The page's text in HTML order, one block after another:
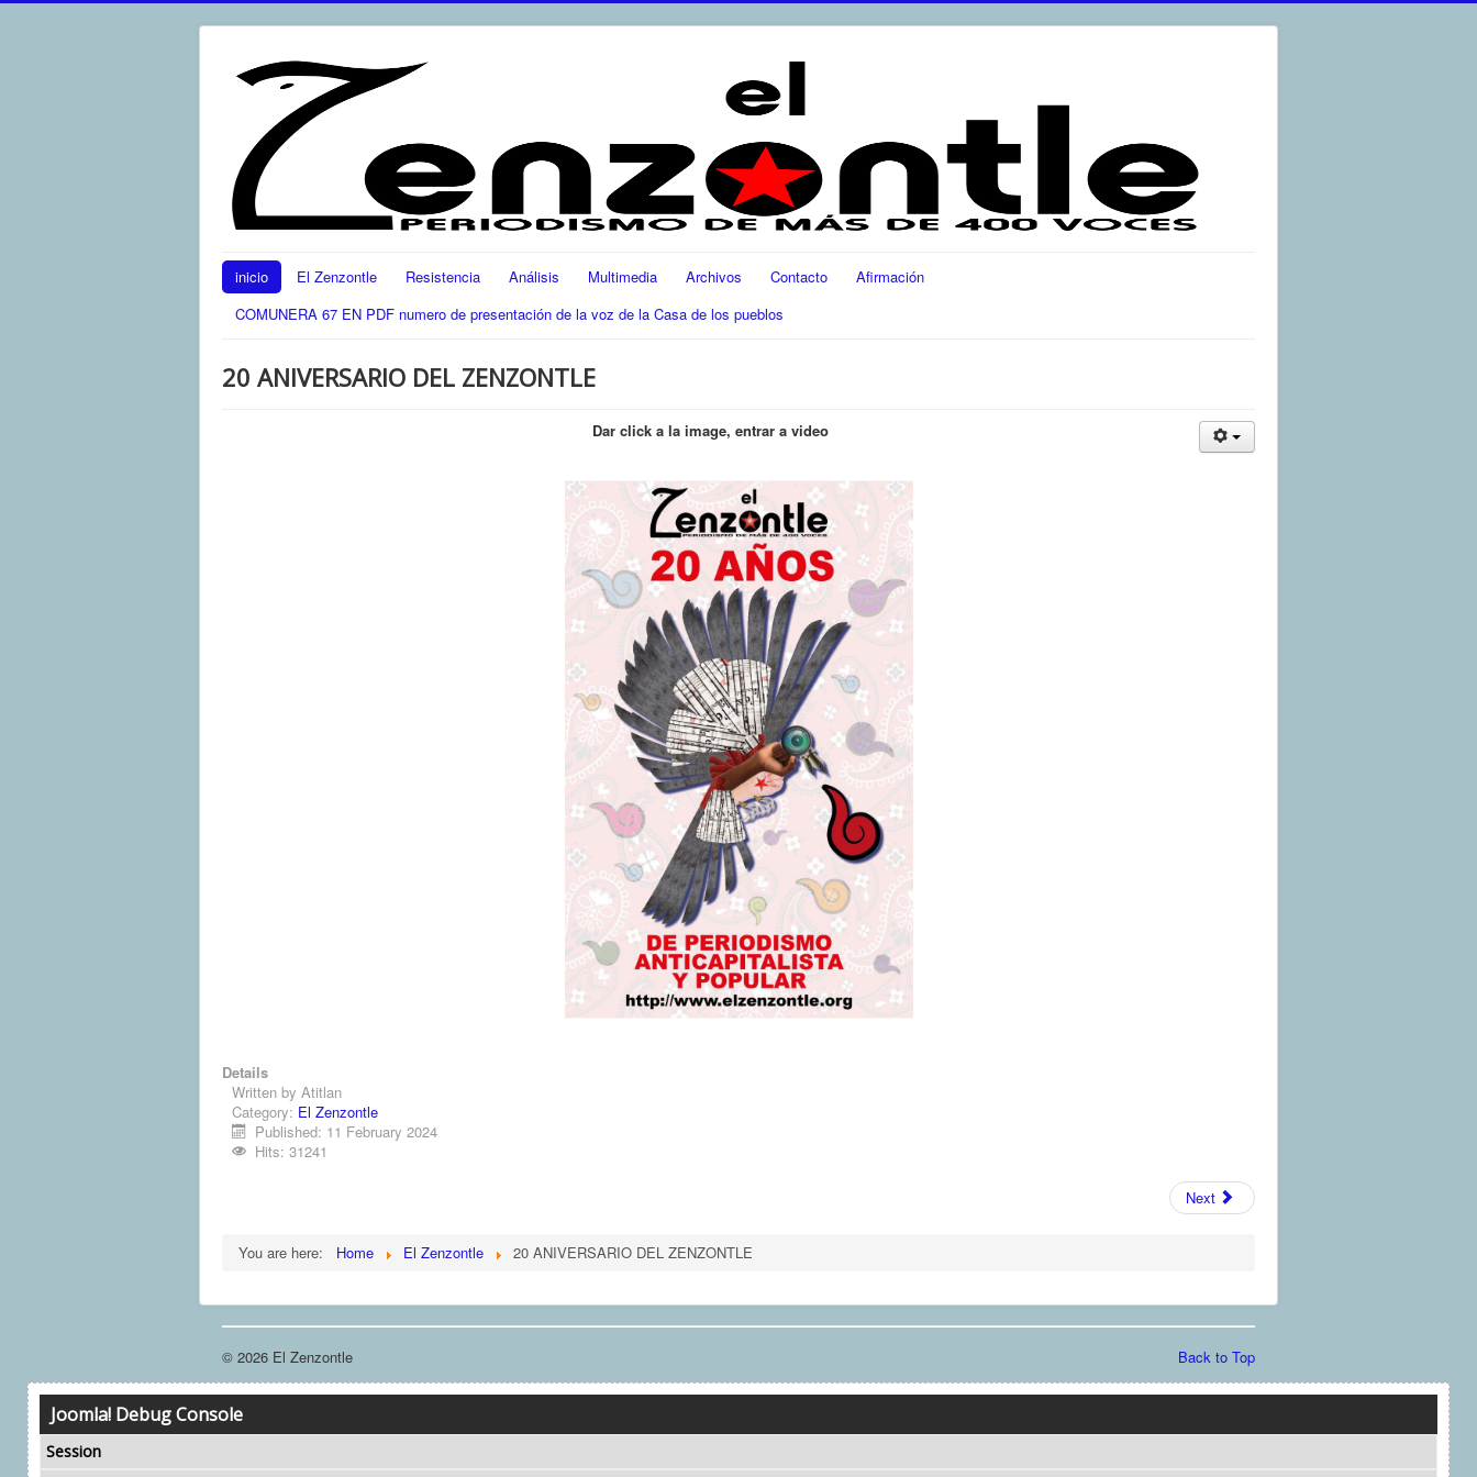
inicio El Zenzontle Resistencia Análisis Multimedia Archivos Contacto
Afirmación
COMUNERA 67 EN PDF numero de presentación de la voz de la Casa de los pueblos
20 ANIVERSARIO DEL ZENZONTLE
Dar click a la image, entrar a video
Details
Written by Atitlan
Category: El Zenzontle
Published: 11 February 2024
Hits: 31241
Next
You are here: Home El Zenzontle 20 ANIVERSARIO DEL ZENZONTLE
Back to Top
© 2026 El Zenzontle
Joomla! Debug Console
Session